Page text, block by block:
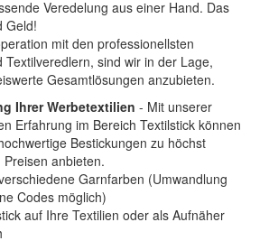
Veredelung aus einer Hand. Das
Geld!
mit den professionellsten
Textilveredlern, sind wir in der Lage,
Gesamtlösungen anzubieten.
Ihrer Werbetextilien - Mit unserer
Erfahrung im Bereich Textilstick können
Bestickungen zu höchst
anbieten.
Garnfarben (Umwandlung
Codes möglich)
auf Ihre Textilien oder als Aufnäher